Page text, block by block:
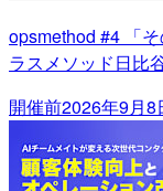
opsmethod #4 「
ラスメソッド日比
開催前2026年9月8